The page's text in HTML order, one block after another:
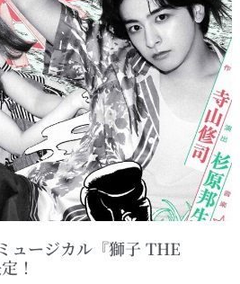
ュージカル『獅子 THE
！